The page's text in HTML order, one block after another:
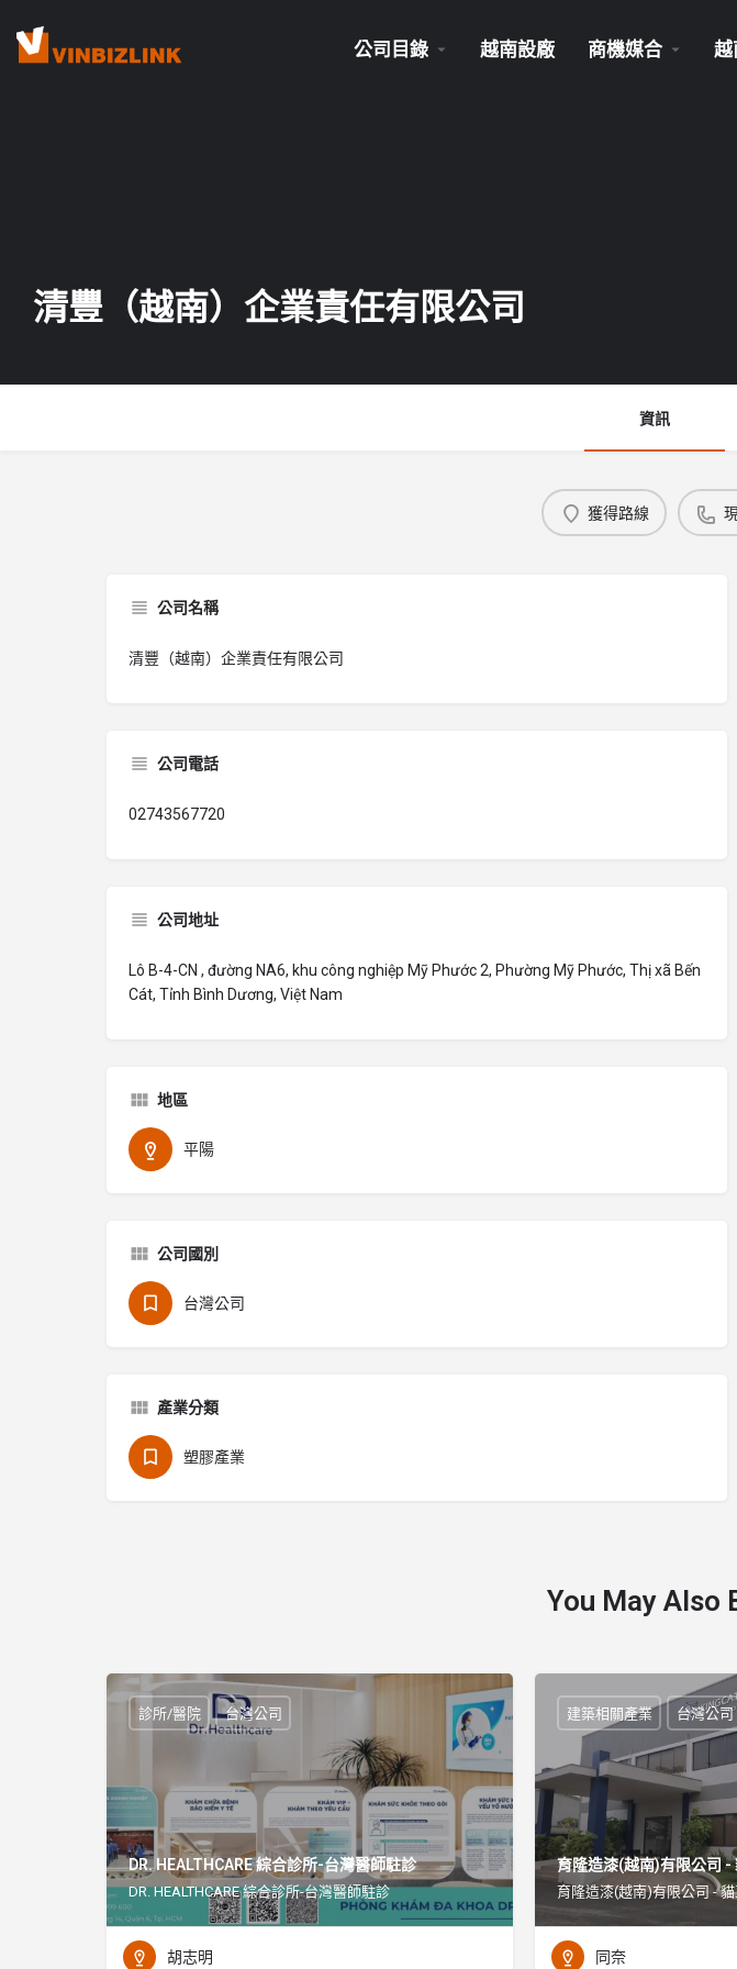
公司目錄 越南設廠 商機媒合 越
清豐（越南）企業責任有限公司
資訊
獲得路線
公司名稱
清豐（越南）企業責任有限公司
公司電話
02743567720
公司地址
Lô B-4-CN , đường NA6, khu công nghiệp Mỹ Phước 2, Phường Mỹ Phước, Thị xã Bến
Cát, Tỉnh Bình Dương, Việt Nam
地區
平陽
公司國別
台灣公司
產業分類
塑膠產業
You May Also
DR. HEALTHCARE 綜合診所-台灣醫師駐診
DR. HEALTHCARE 綜合診所-台灣醫師駐診
診所/醫院 台灣公司
胡志明
育隆造漆(越南)有限公司 -
育隆造漆(越南)有限公司 -
建築相關產業 台灣公司
同奈